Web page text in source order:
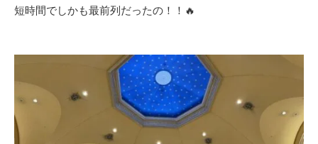
短時間でしかも最前列だったの！！🔥